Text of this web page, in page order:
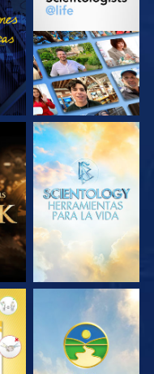
EXPLORA LAS
EXPLORA LAS
SERIES
VE